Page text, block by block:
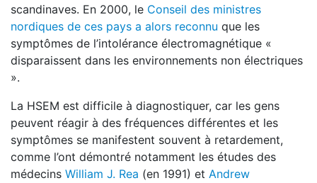
scandinaves. En 2000, le Conseil des ministres
nordiques de ces pays a alors reconnu que les
symptômes de l’intolérance électromagnétique «
disparaissent dans les environnements non électriques
».
La HSEM est difficile à diagnostiquer, car les gens
peuvent réagir à des fréquences différentes et les
symptômes se manifestent souvent à retardement,
comme l’ont démontré notamment les études des
médecins William J. Rea (en 1991) et Andrew